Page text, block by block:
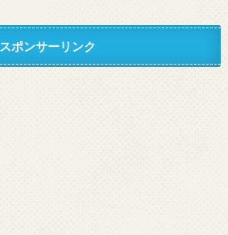
スポンサーリンク